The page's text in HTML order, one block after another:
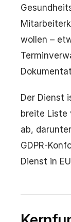
wollen –
Der Dienst
breite Liste
ab,
GDPR-
Dienst in